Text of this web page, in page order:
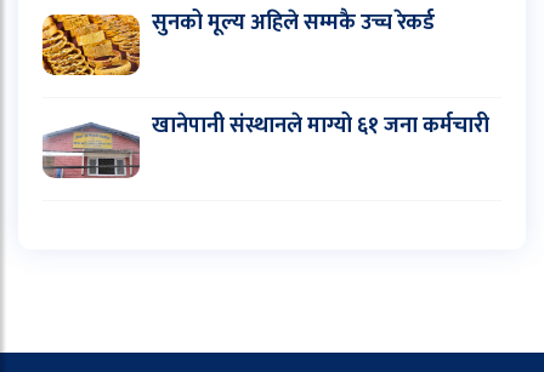
सुनको मूल्य अहिले सम्मकै उच्च रेकर्ड
खानेपानी संस्थानले माग्यो ६१ जना कर्मचारी